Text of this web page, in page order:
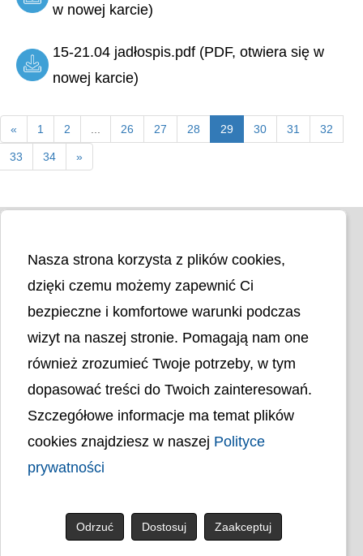
w nowej karcie)
15-21.04 jadłospis.pdf (PDF, otwiera się w
nowej karcie)
« 1 2 26 27 28 29 30 31 32
33 34 »
Liczba odwiedzin
Polityka prywatności
Mapa strony
Ochrona Danych Osobowych
Deklaracja Dostępności
© uck.katowice.pl.
Nasza strona korzysta z plików cookies,
dzięki czemu możemy zapewnić Ci
bezpieczne i komfortowe warunki podczas
wizyt na naszej stronie. Pomagają nam one
również zrozumieć Twoje potrzeby, w tym
dopasować treści do Twoich zainteresowań.
Szczegółowe informacje ma temat plików
cookies znajdziesz w naszej Polityce
prywatności
Odrzuć Dostosuj Zaakceptuj